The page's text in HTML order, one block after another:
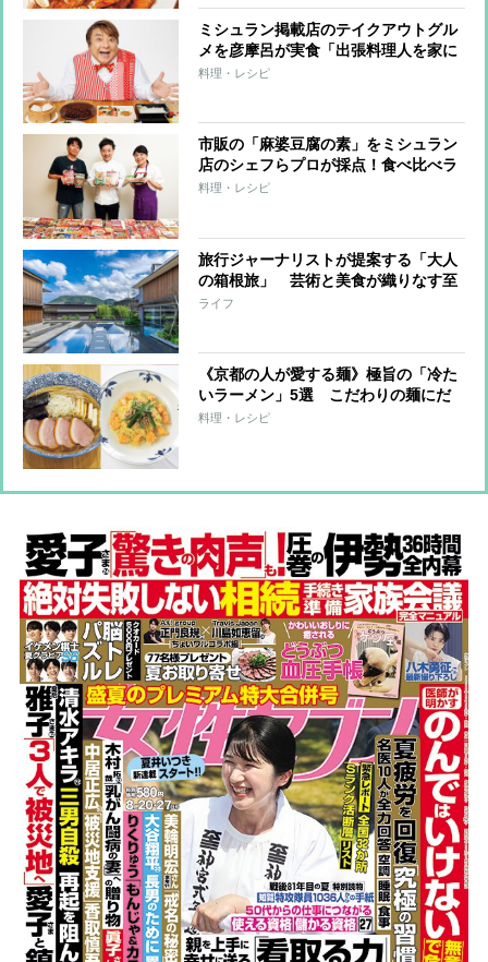
ミシュラン掲載店のテイクアウトグル
メを彦摩呂が実食「出張料理人を家に
呼ぶレベルや〜！」と評したビーフシ
料理・レシピ
市販の「麻婆豆腐の素」をミシュラン
店のシェフらプロが採点！食べ比べラ
ンキング【定番部門1～31位】
料理・レシピ
旅行ジャーナリストが提案する「大人
の箱根旅」 芸術と美食が織りなす至
福のひととき…ミシュランキー選出の
ライフ
《京都の人が愛する麺》極旨の「冷た
いラーメン」5選 こだわりの麺にだ
しがきいたスープも！
料理・レシピ